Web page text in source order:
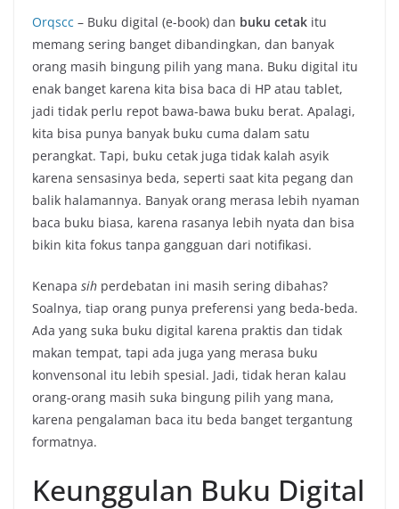
Orqscc – Buku digital (e-book) dan buku cetak itu
memang sering banget dibandingkan, dan banyak
orang masih bingung pilih yang mana. Buku digital itu
enak banget karena kita bisa baca di HP atau tablet,
jadi tidak perlu repot bawa-bawa buku berat. Apalagi,
kita bisa punya banyak buku cuma dalam satu
perangkat. Tapi, buku cetak juga tidak kalah asyik
karena sensasinya beda, seperti saat kita pegang dan
balik halamannya. Banyak orang merasa lebih nyaman
baca buku biasa, karena rasanya lebih nyata dan bisa
bikin kita fokus tanpa gangguan dari notifikasi.
Kenapa sih perdebatan ini masih sering dibahas?
Soalnya, tiap orang punya preferensi yang beda-beda.
Ada yang suka buku digital karena praktis dan tidak
makan tempat, tapi ada juga yang merasa buku
konvensonal itu lebih spesial. Jadi, tidak heran kalau
orang-orang masih suka bingung pilih yang mana,
karena pengalaman baca itu beda banget tergantung
formatnya.
Keunggulan Buku Digital